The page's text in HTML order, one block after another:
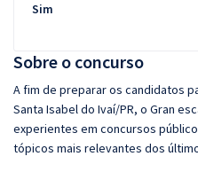
Sobre o concurso
A fim de preparar os candidatos
Santa Isabel do Ivaí/PR, o Gran
experientes em concursos
tópicos mais relevantes dos
Sim